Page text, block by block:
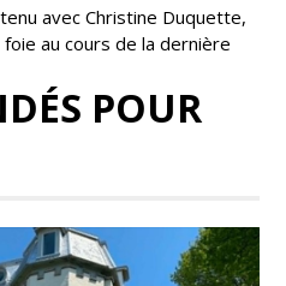
avec Christine Duquette,
au cours de la dernière
POUR